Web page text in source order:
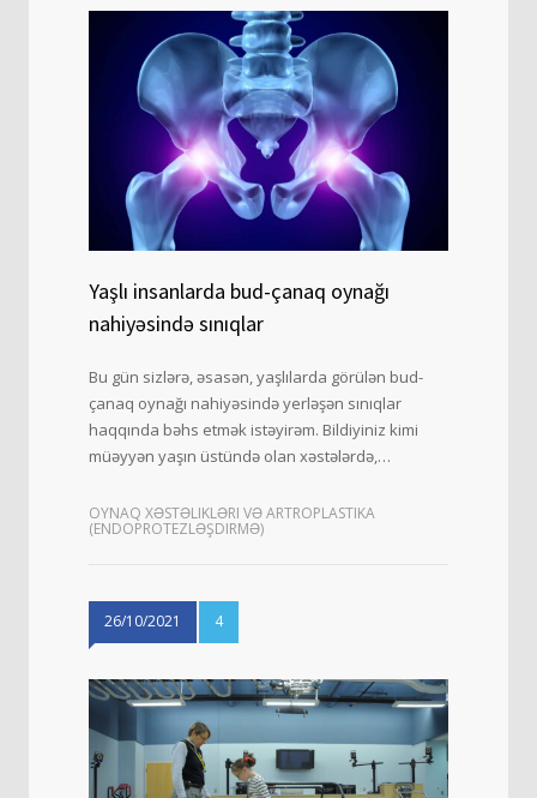
Yaşlı insanlarda bud-çanaq oynağı
nahiyəsində sınıqlar
Bu gün sizlərə, əsasən, yaşlılarda görülən bud-
çanaq oynağı nahiyəsində yerləşən sınıqlar
haqqında bəhs etmək istəyirəm. Bildiyiniz kimi
müəyyən yaşın üstündə olan xəstələrdə,…
OYNAQ XƏSTƏLIKLƏRI VƏ ARTROPLASTIKA
(ENDOPROTEZLƏŞDIRMƏ)
26/10/2021 4